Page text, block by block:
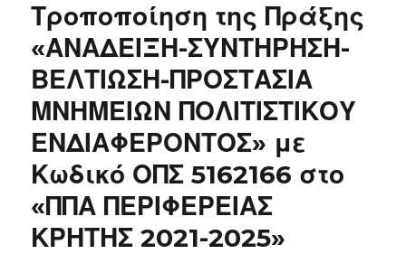
Τροποποίηση της Πράξης
«ΑΝΑΔΕΙΞΗ-ΣΥΝΤΗΡΗΣΗ-
ΒΕΛΤΙΩΣΗ-ΠΡΟΣΤΑΣΙΑ
ΜΝΗΜΕΙΩΝ ΠΟΛΙΤΙΣΤΙΚΟΥ
ΕΝΔΙΑΦΕΡΟΝΤΟΣ» με
Κωδικό ΟΠΣ 5162166 στο
«ΠΠΑ ΠΕΡΙΦΕΡΕΙΑΣ
ΚΡΗΤΗΣ 2021-2025»